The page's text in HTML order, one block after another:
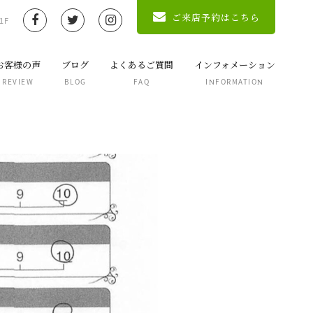
ご来店予約はこちら
客様の声
REVIEW
ブログ
BLOG
よくあるご質問
FAQ
インフォメーション
INFORMATION